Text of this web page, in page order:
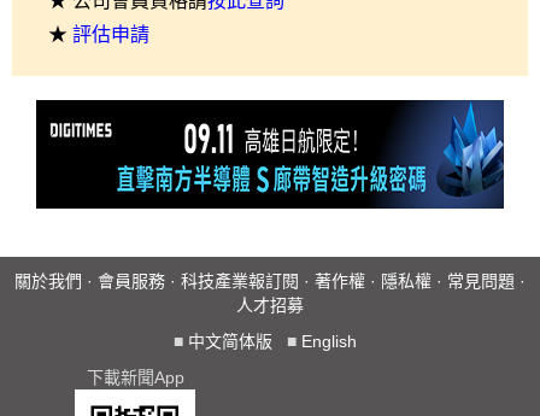
★ 評估申請
關於我們 · 會員服務 · 科技產業報訂閱 · 著作權 · 隱私權 · 常見問題 ·
人才招募
■ 中文简体版 ■ English
下載新聞App